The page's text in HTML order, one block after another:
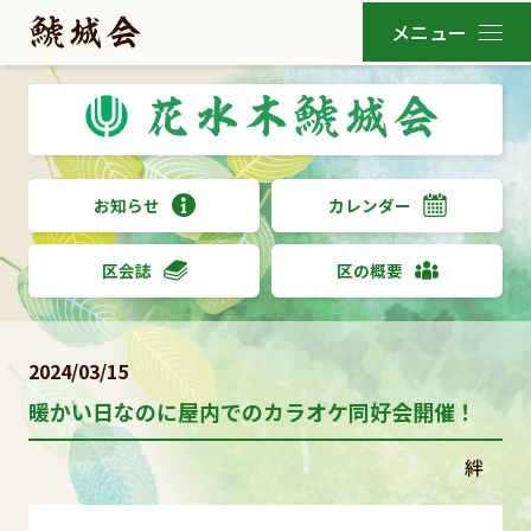
お知らせ カレンダー
区会誌 区の概要
2024/03/15
暖かい日なのに屋内でのカラオケ同好会開催！
絆